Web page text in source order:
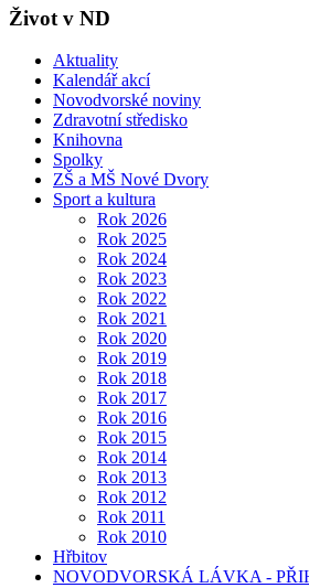
Život v ND
Aktuality
Kalendář akcí
Novodvorské noviny
Zdravotní středisko
Knihovna
Spolky
ZŠ a MŠ Nové Dvory
Sport a kultura
Rok 2026
Rok 2025
Rok 2024
Rok 2023
Rok 2022
Rok 2021
Rok 2020
Rok 2019
Rok 2018
Rok 2017
Rok 2016
Rok 2015
Rok 2014
Rok 2013
Rok 2012
Rok 2011
Rok 2010
Hřbitov
NOVODVORSKÁ LÁVKA -